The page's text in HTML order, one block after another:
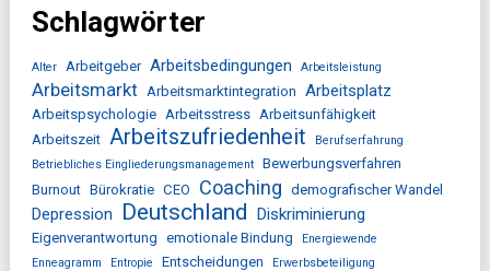
Schlagwörter
Alter Arbeitgeber Arbeitsbedingungen Arbeitsleistung
Arbeitsmarkt Arbeitsmarktintegration Arbeitsplatz
Arbeitspsychologie Arbeitsstress
Arbeitsunfähigkeit
Arbeitszeit
Arbeitszufriedenheit
Berufserfahrung
Betriebliches Eingliederungsmanagement
Bewerbungsverfahren
Burnout Bürokratie CEO Coaching demografischer Wandel
Depression Deutschland Diskriminierung
Eigenverantwortung emotionale Bindung
Energiewende
Enneagramm
Entropie Entscheidungen
Erwerbsbeteiligung